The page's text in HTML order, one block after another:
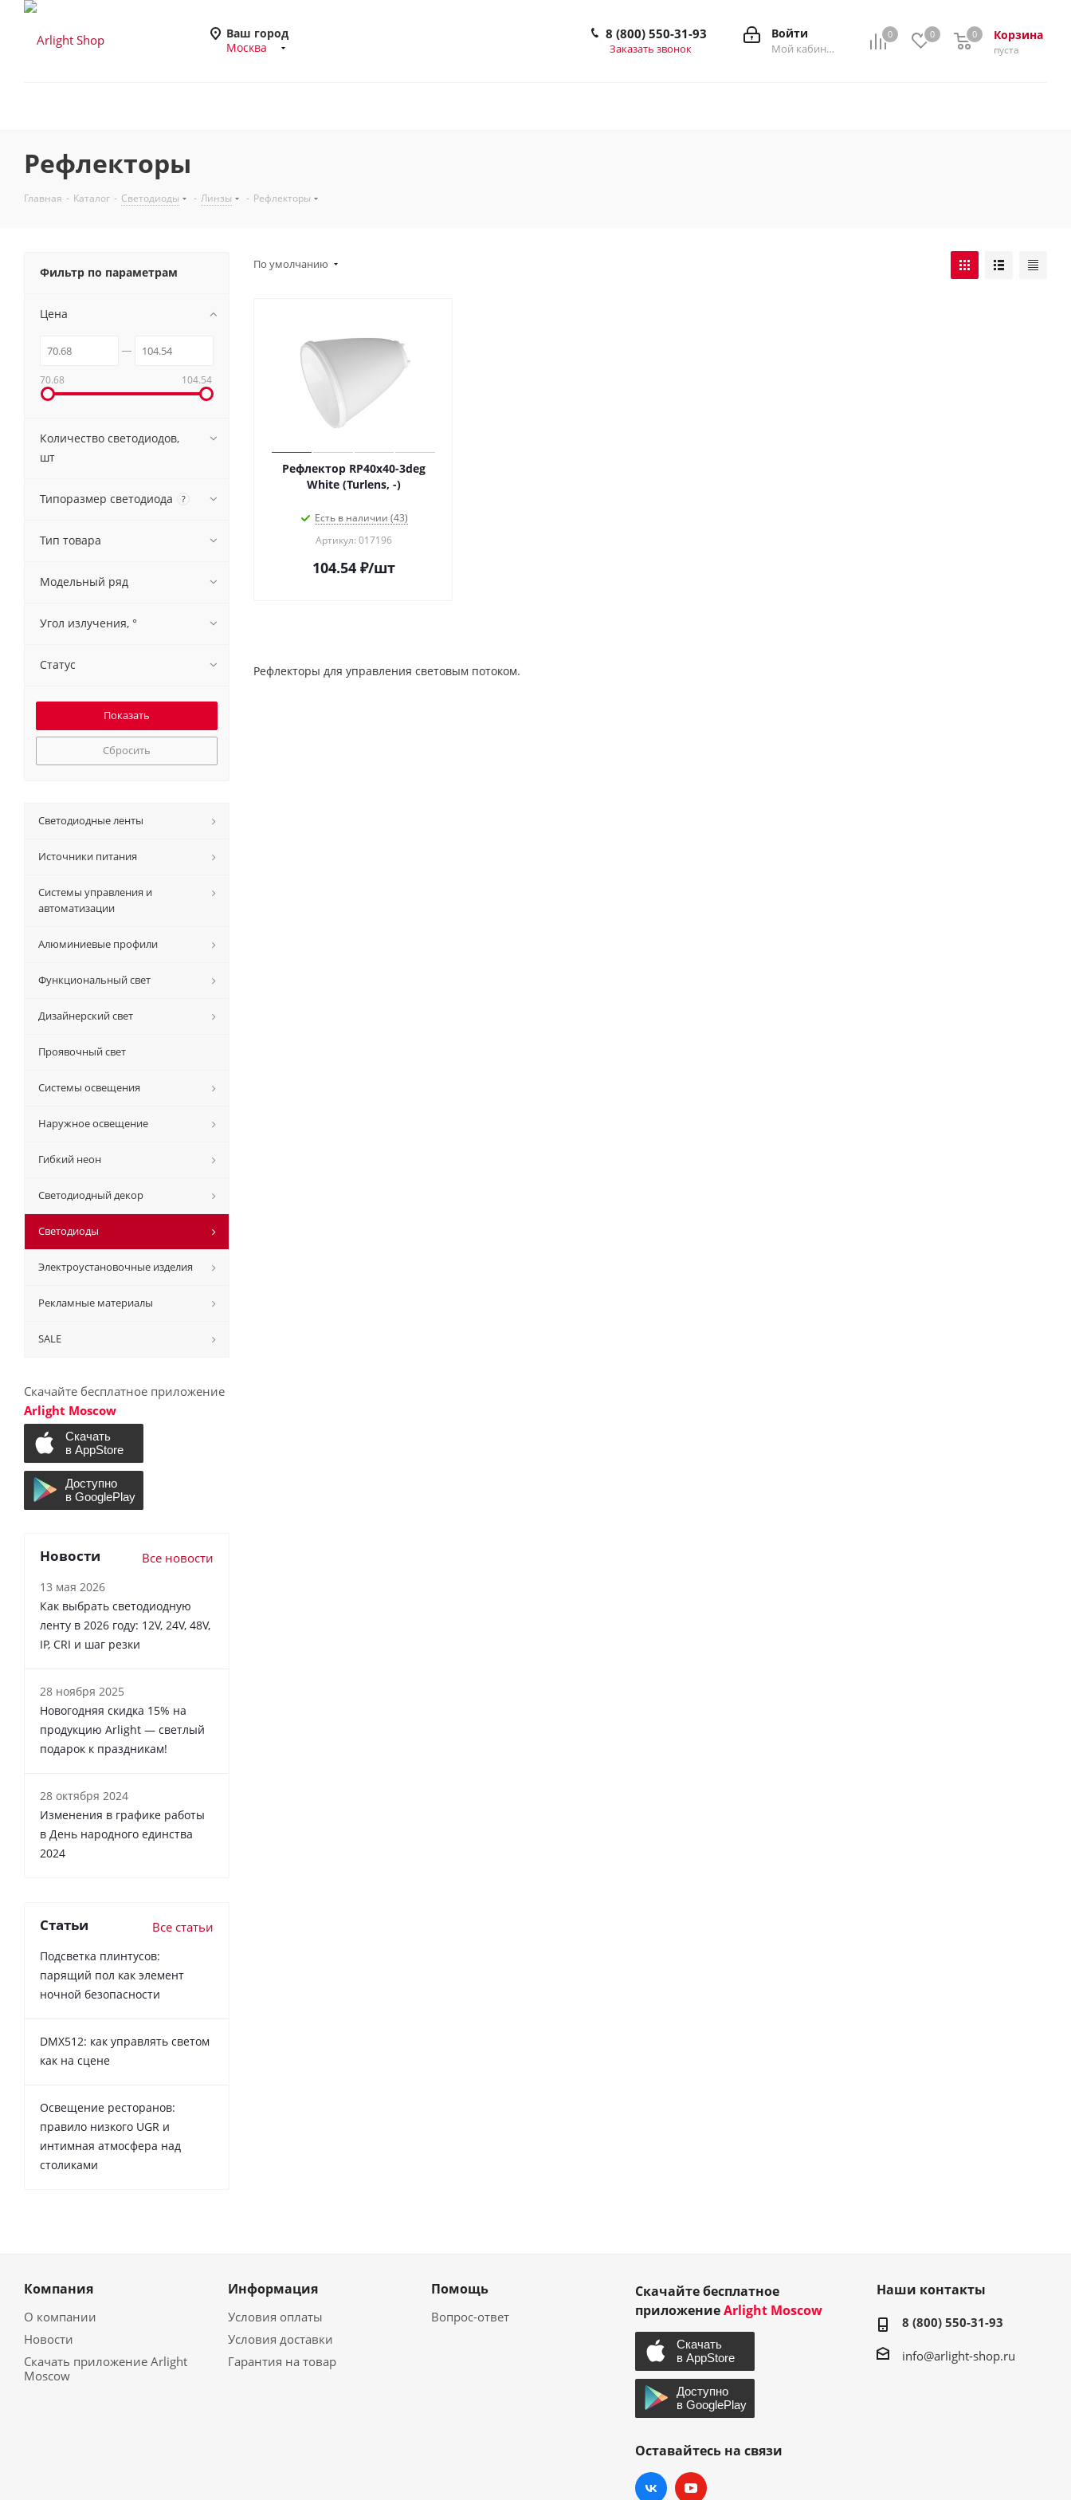
Ваш город
Москва
0 0 Корзина
0
пуста
0
Войти
Мой кабинет
8 (800) 550-31-93
Заказать звонок
Рефлекторы
Главная - Каталог - Светодиоды - Линзы - Рефлекторы
По умолчанию
Рефлектор RP40x40-3deg
White (Turlens, -)
Есть в наличии (43)
Артикул: 017196
104.54₽/шт
Рефлекторы для управления световым потоком.
Фильтр по параметрам
Цена
70.68 104.54
Количество светодиодов,
шт
Типоразмер светодиода ?
Тип товара
Модельный ряд
Угол излучения, °
Статус
Сбросить
Светодиодные ленты
Источники питания
Системы управления и
автоматизации
Алюминиевые профили
Функциональный свет
Дизайнерский свет
Проявочный свет
Системы освещения
Наружное освещение
Гибкий неон
Светодиодный декор
Светодиоды
Электроустановочные изделия
Рекламные материалы
SALE
Скачайте бесплатное приложение
Arlight Moscow
Новости Все новости
13 мая 2026
Как выбрать светодиодную
ленту в 2026 году: 12V, 24V, 48V,
IP, CRI и шаг резки
28 ноября 2025
Новогодняя скидка 15% на
продукцию Arlight — светлый
подарок к праздникам!
28 октября 2024
Изменения в графике работы
в День народного единства
2024
Статьи Все статьи
Подсветка плинтусов:
парящий пол как элемент
ночной безопасности
DMX512: как управлять светом
как на сцене
Освещение ресторанов:
правило низкого UGR и
интимная атмосфера над
столиками
Компания
О компании
Новости
Скачать приложение Arlight
Moscow
Информация
Условия оплаты
Условия доставки
Гарантия на товар
Помощь
Вопрос-ответ
Скачайте бесплатное
приложениеArlight Moscow
Оставайтесь на связи
Наши контакты
8 (800) 550-31-93
info@arlight-shop.ru